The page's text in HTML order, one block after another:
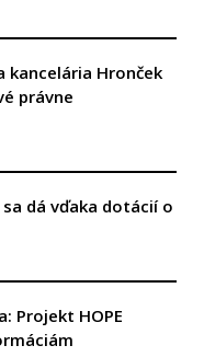
kancelária Hronček
právne
dá vďaka dotácií o
Projekt HOPE